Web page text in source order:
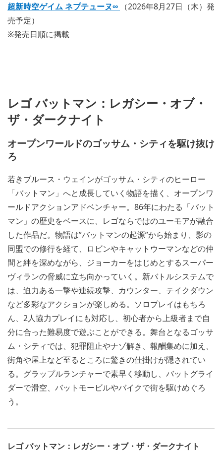
超新時空ゲイム ネプテューヌ∞
（2026年8月27日（木）発
売予定）
※発売日順に掲載
レゴ バットマン：レガシー・オブ・
ザ・ダークナイト
オープンワールドのゴッサム・シティを駆け抜け
ろ
若きブルース・ウェインがゴッサム・シティのヒーロー
「バットマン」へと成長していく物語を描く、オープンワ
ールドアクションアドベンチャー。86年にわたる「バット
マン」の歴史をベースに、レゴならではのユーモアが融合
した作品だ。物語は”バットマンの起源”から始まり、影の
同盟での修行を経て、ロビンやキャットウーマンなどの仲
間と絆を深めながら、ジョーカーをはじめとするスーパー
ヴィランの脅威に立ち向かっていく。新バトルシステムで
は、迫力ある一撃や連続攻撃、カウンター、テイクダウン
など多彩なアクションが楽しめる。ソロプレイはもちろ
ん、2人協力プレイにも対応し、初心者から上級者まで自
分に合った難易度で遊ぶことができる。舞台となるゴッサ
ム・シティでは、犯罪阻止やナゾ解き、報酬集めに加え、
街角や屋上など至るところに驚きの仕掛けが隠されてい
る。グラップルランチャーで素早く移動し、バットグライ
ダーで滑空、バットモービルやバイクで街を駆けめぐろ
う。
レゴ バットマン：レガシー・オブ・ザ・ダークナイト